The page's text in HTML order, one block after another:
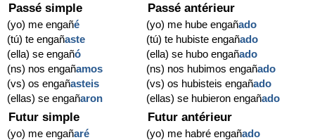
Passé simple
(yo) me engañé
(tú) te engañaste
(ella) se engañó
(ns) nos engañamos
(vs) os engañasteis
(ellas) se engañaron
Passé antérieur
(yo) me hube engañado
(tú) te hubiste engañado
(ella) se hubo engañado
(ns) nos hubimos engañado
(vs) os hubisteis engañado
(ellas) se hubieron engañado
Futur simple
(yo) me engañaré
Futur antérieur
(yo) me habré engañado